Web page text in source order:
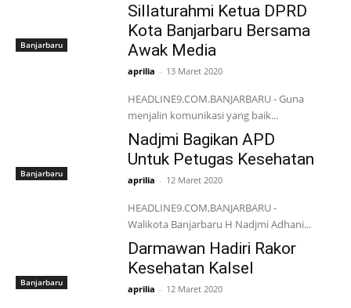
Banjarbaru
Sillaturahmi Ketua DPRD
Kota Banjarbaru Bersama
Awak Media
aprilia - 13 Maret 2020
HEADLINE9.COM.BANJARBARU - Guna
menjalin komunikasi yang baik...
Banjarbaru
Nadjmi Bagikan APD
Untuk Petugas Kesehatan
aprilia - 12 Maret 2020
HEADLINE9.COM,BANJARBARU -
Walikota Banjarbaru H Nadjmi Adhani...
Banjarbaru
Darmawan Hadiri Rakor
Kesehatan Kalsel
aprilia - 12 Maret 2020